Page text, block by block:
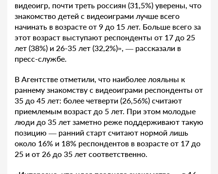
видеоигр, почти треть россиян (31,5%) уверены, что
знакомство детей с видеоиграми лучше всего
начинать в возрасте от 9 до 15 лет. Больше всего за
этот возраст выступают респонденты от 17 до 25
лет (38%) и 26-35 лет (32,2%)», — рассказали в
пресс-службе.
В Агентстве отметили, что наиболее лояльны к
раннему знакомству с видеоиграми респонденты от
35 до 45 лет: более четверти (26,56%) считают
приемлемым возраст до 5 лет. При этом молодые
люди до 35 лет заметно реже поддерживают такую
позицию — ранний старт считают нормой лишь
около 16% и 18% респондентов в возрасте от 17 до
25 и от 26 до 35 лет соответственно.